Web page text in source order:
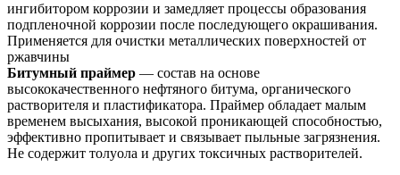
ингибитором коррозии и замедляет процессы образования
подпленочной коррозии после последующего окрашивания.
Применяется для очистки металлических поверхностей от
ржавчины
Битумный праймер — состав на основе
высококачественного нефтяного битума, органического
растворителя и пластификатора. Праймер обладает малым
временем высыхания, высокой проникающей способностью,
эффективно пропитывает и связывает пыльные загрязнения.
Не содержит толуола и других токсичных растворителей.